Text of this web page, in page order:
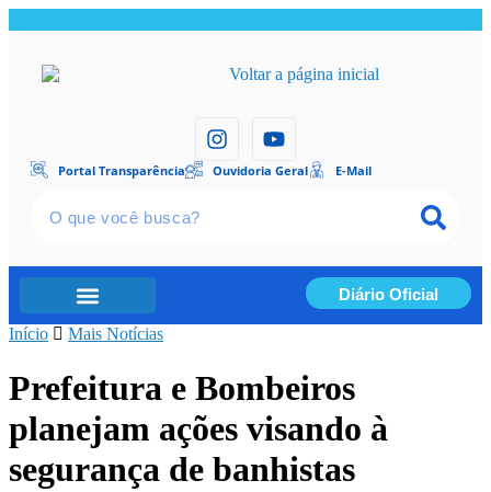
Portal Transparência Ouvidoria Geral E-Mail
Diário Oficial
Início Mais Notícias
Prefeitura e Bombeiros
planejam ações visando à
segurança de banhistas